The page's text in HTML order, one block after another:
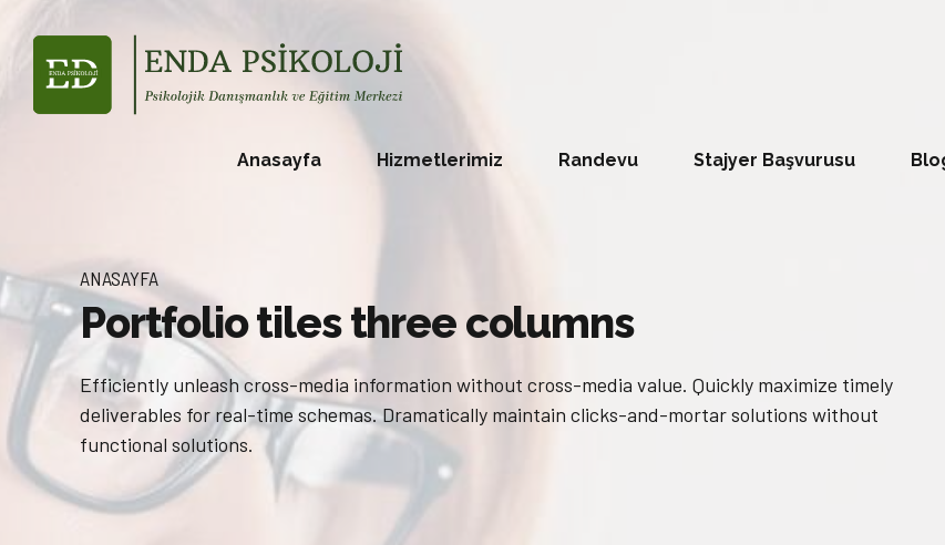
Anasayfa Hizmetlerimiz Randevu Stajyer Başvurusu
ANASAYFA
Portfolio tiles three columns
Efficiently unleash cross-media information without cross-media value. Quickly maximize timely
deliverables for real-time schemas. Dramatically maintain clicks-and-mortar solutions without
functional solutions.